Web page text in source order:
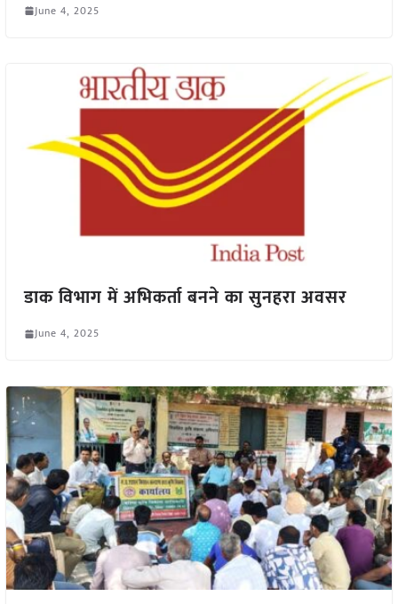
June 4, 2025
डाक विभाग में अभिकर्ता बनने का सुनहरा अवसर
June 4, 2025